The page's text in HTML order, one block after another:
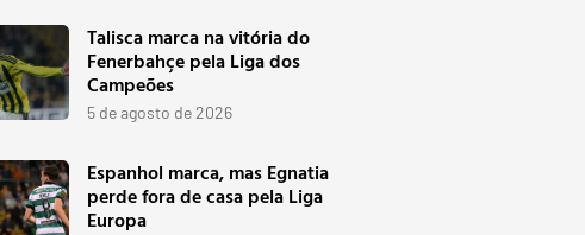
Talisca marca na vitória do
Fenerbahçe pela Liga dos
Campeões
5 de agosto de 2026
Espanhol marca, mas Egnatia
perde fora de casa pela Liga
Europa